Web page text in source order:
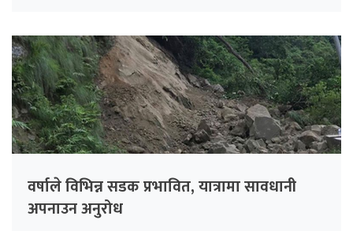
वर्षाले विभिन्न सडक प्रभावित, यात्रामा सावधानी
अपनाउन अनुरोध